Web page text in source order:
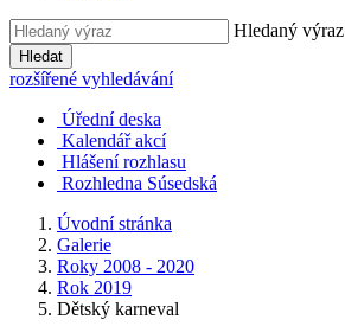
Hledaný výraz
Hledat
rozšířené vyhledávání
Úřední deska
Kalendář akcí
Hlášení rozhlasu
Rozhledna Súsedská
Úvodní stránka
Galerie
Roky 2008 - 2020
Rok 2019
Dětský karneval